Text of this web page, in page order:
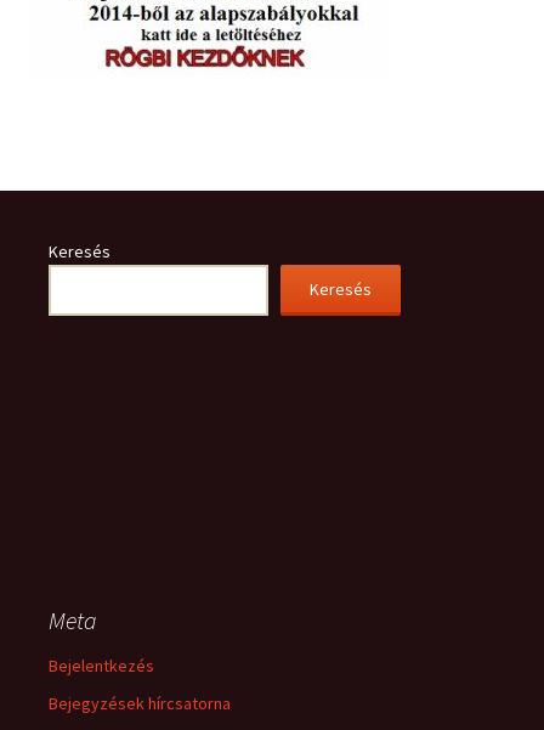
Keresés
Keresés
Meta
Bejelentkezés
Bejegyzések hírcsatorna